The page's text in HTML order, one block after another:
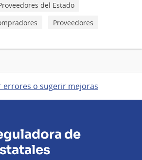
del Estado
Proveedores
errores o sugerir mejoras
de